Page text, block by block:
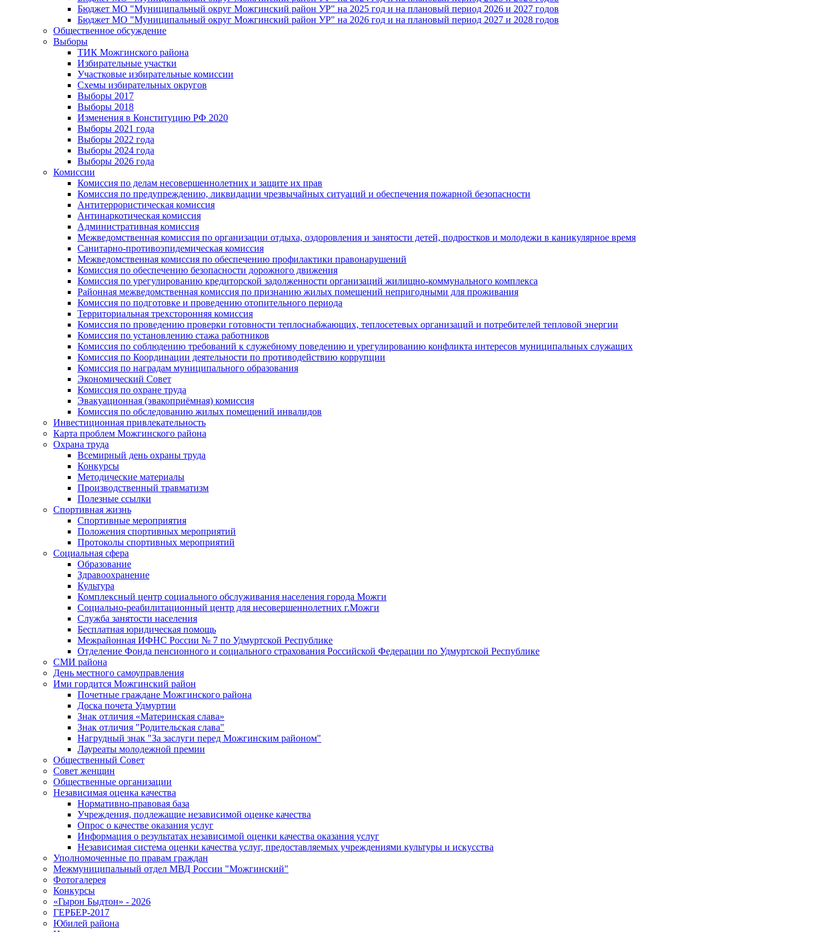
Бюджет МО "Муниципальный округ Можгинский район УР" на 2025 год и на плановый период 2026 и 2027 годов
Бюджет МО "Муниципальный округ Можгинский район УР" на 2026 год и на плановый период 2027 и 2028 годов
Общественное обсуждение
Выборы
ТИК Можгинского района
Избирательные участки
Участковые избирательные комиссии
Схемы избирательных округов
Выборы 2017
Выборы 2018
Изменения в Конституцию РФ 2020
Выборы 2021 года
Выборы 2022 года
Выборы 2024 года
Выборы 2026 года
Комиссии
Комиссия по делам несовершеннолетних и защите их прав
Комиссия по предупреждению, ликвидации чрезвычайных ситуаций и обеспечения пожарной безопасности
Антитеррористическая комиссия
Антинаркотическая комиссия
Административная комиссия
Межведомственная комиссия по организации отдыха, оздоровления и занятости детей, подростков и молодежи в каникулярное время
Санитарно-противоэпидемическая комиссия
Межведомственная комиссия по обеспечению профилактики правонарушений
Комиссия по обеспечению безопасности дорожного движения
Комиссия по урегулированию кредиторской задолженности организаций жилищно-коммунального комплекса
Районная межведомственная комиссия по признанию жилых помещений непригодными для проживания
Комиссия по подготовке и проведению отопительного периода
Территориальная трехсторонняя комиссия
Комиссия по проведению проверки готовности теплоснабжающих, теплосетевых организаций и потребителей тепловой энергии
Комиссия по установлению стажа работников
Комиссия по соблюдению требований к служебному поведению и урегулированию конфликта интересов муниципальных служащих
Комиссия по Координации деятельности по противодействию коррупции
Комиссия по наградам муниципального образования
Экономический Совет
Комиссия по охране труда
Эвакуационная (эвакоприёмная) комиссия
Комиссия по обследованию жилых помещений инвалидов
Инвестиционная привлекательность
Карта проблем Можгинского района
Охрана труда
Всемирный день охраны труда
Конкурсы
Методические материалы
Производственный травматизм
Полезные ссылки
Спортивная жизнь
Спортивные мероприятия
Положения спортивных мероприятий
Протоколы спортивных мероприятий
Социальная сфера
Образование
Здравоохранение
Культура
Комплексный центр социального обслуживания населения города Можги
Социально-реабилитационный центр для несовершеннолетних г.Можги
Служба занятости населения
Бесплатная юридическая помощь
Межрайонная ИФНС России № 7 по Удмуртской Республике
Отделение Фонда пенсионного и социального страхования Российской Федерации по Удмуртской Республике
СМИ района
День местного самоуправления
Ими гордится Можгинский район
Почетные граждане Можгинского района
Доска почета Удмуртии
Знак отличия «Материнская слава»
Знак отличия "Родительская слава"
Нагрудный знак "За заслуги перед Можгинским районом"
Лауреаты молодежной премии
Общественный Совет
Совет женщин
Общественные организации
Независимая оценка качества
Нормативно-правовая база
Учреждения, подлежащие независимой оценке качества
Опрос о качестве оказания услуг
Информация о результатах независимой оценки качества оказания услуг
Независимая система оценки качества услуг, предоставляемых учреждениями культуры и искусства
Уполномоченные по правам граждан
Межмуниципальный отдел МВД России "Можгинский"
Фотогалерея
Конкурсы
«Гырон Быдтон» - 2026
ГЕРБЕР-2017
Юбилей района